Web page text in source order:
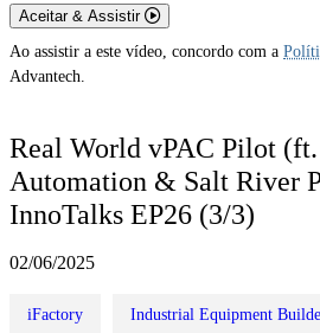
Aceitar & Assistir
Ao assistir a este vídeo, concordo com a
Advantech.
Real World vPAC Pilot
Automation & Salt River
InnoTalks EP26 (3/3)
02/06/2025
iFactory Industrial Equipment